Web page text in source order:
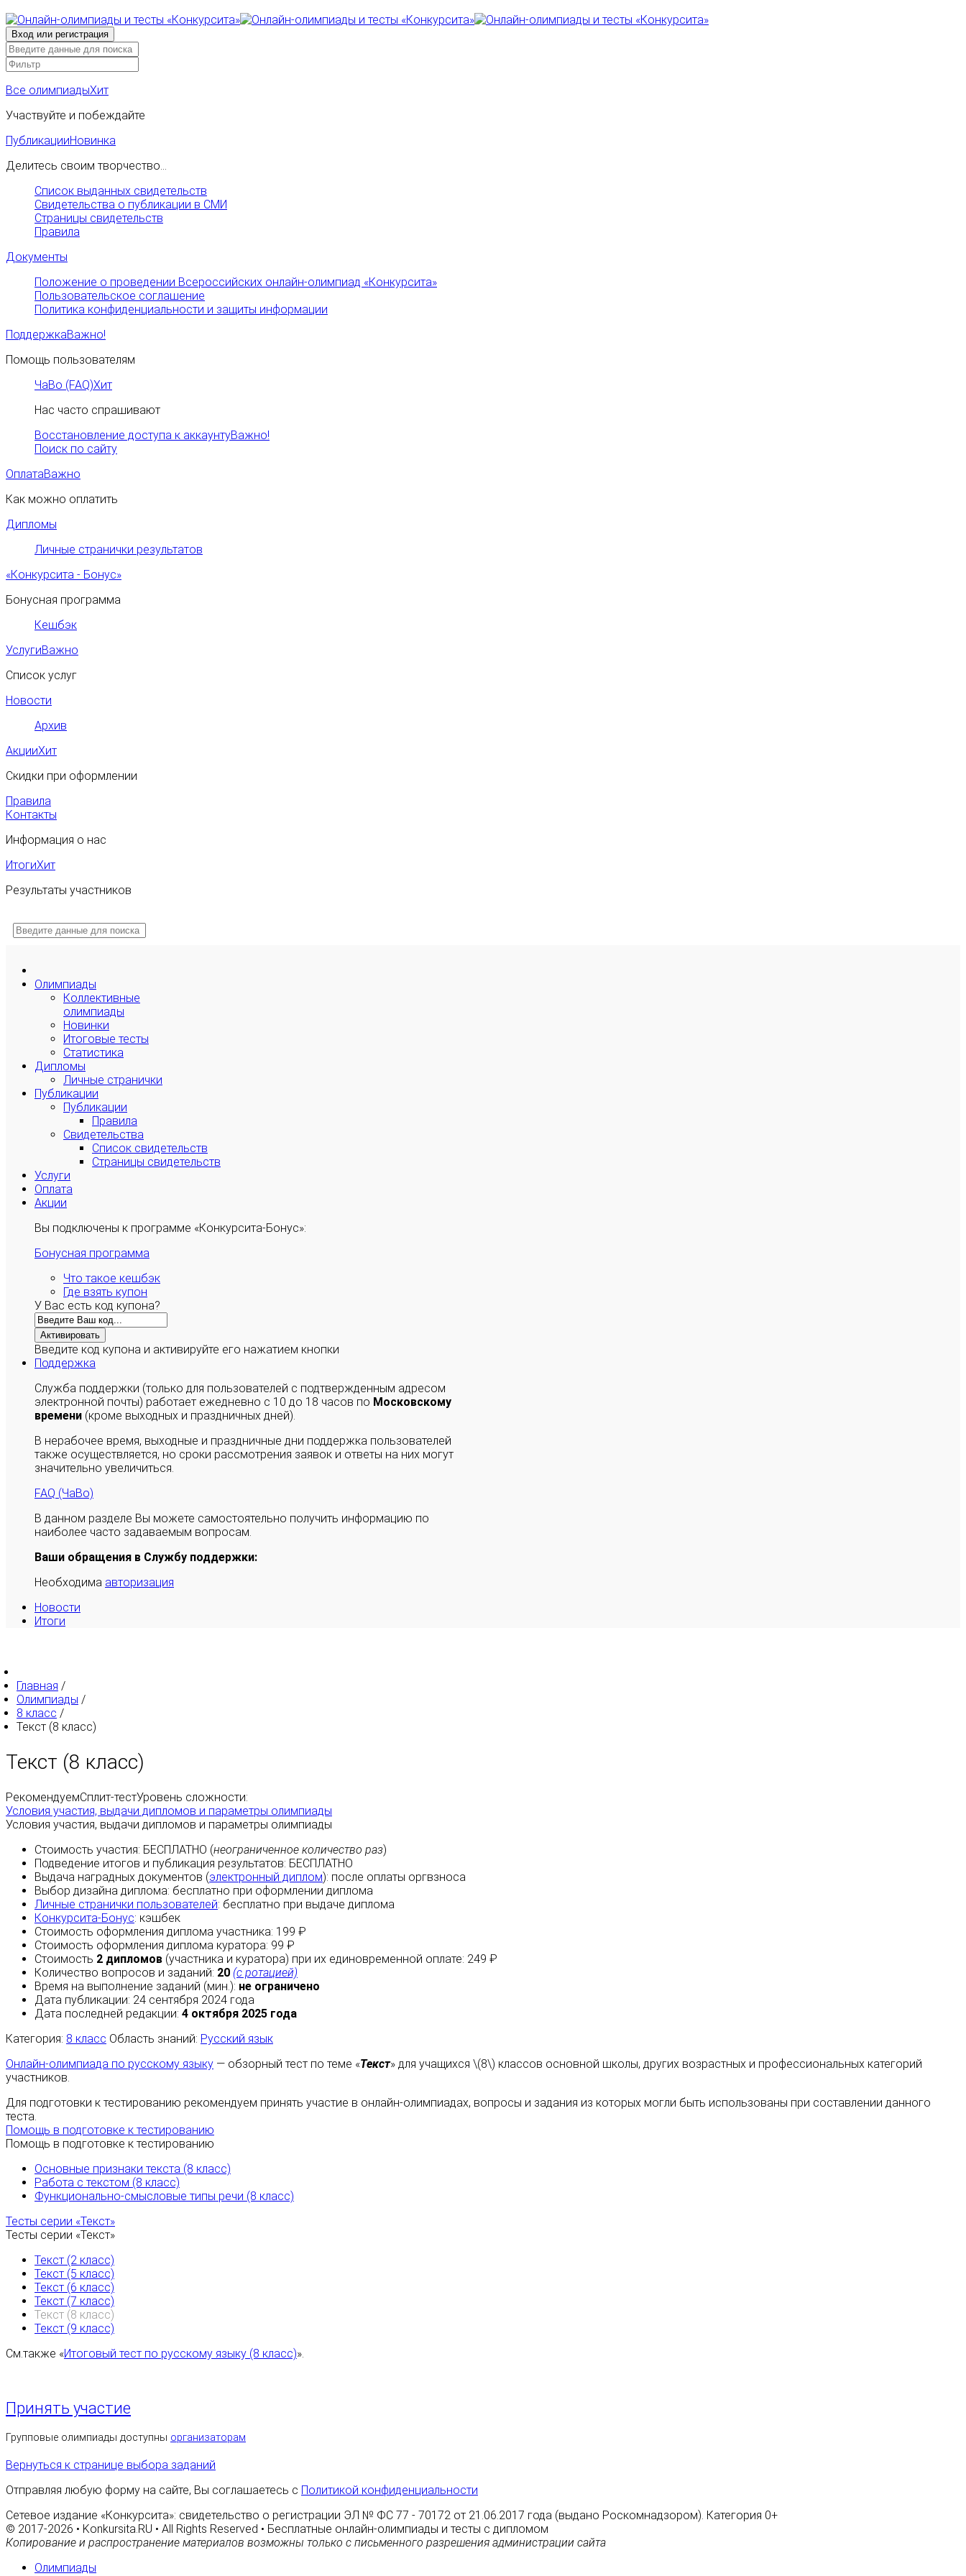
Все олимпиадыХит
Участвуйте и побеждайте
ПубликацииНовинка
Делитесь своим творчество...
Список выданных свидетельств
Свидетельства о публикации в СМИ
Страницы свидетельств
Правила
Документы
Положение о проведении Всероссийских онлайн-олимпиад «Конкурсита»
Пользовательское соглашение
Политика конфиденциальности и защиты информации
ПоддержкаВажно!
Помощь пользователям
ЧаВо (FAQ)Хит
Нас часто спрашивают
Восстановление доступа к аккаунтуВажно!
Поиск по сайту
ОплатаВажно
Как можно оплатить
Дипломы
Личные странички результатов
«Конкурсита - Бонус»
Бонусная программа
Кешбэк
УслугиВажно
Список услуг
Новости
Архив
АкцииХит
Скидки при оформлении
Правила
Контакты
Информация о нас
ИтогиХит
Результаты участников
Олимпиады
Коллективные
олимпиады
Новинки
Итоговые тесты
Статистика
Дипломы
Личные странички
Публикации
Публикации
Правила
Свидетельства
Список свидетельств
Страницы свидетельств
Услуги
Оплата
Акции
Вы подключены к программе «Конкурсита-Бонус»:
Бонусная программа
Что такое кешбэк
Где взять купон
У Вас есть код купона?
Активировать
Введите код купона и активируйте его нажатием кнопки
Поддержка
Служба поддержки (только для пользователей с подтвержденным адресом
электронной почты) работает ежедневно с 10 до 18 часов по Московскому
времени (кроме выходных и праздничных дней).
В нерабочее время, выходные и праздничные дни поддержка пользователей
также осуществляется, но сроки рассмотрения заявок и ответы на них могут
значительно увеличиться.
FAQ (ЧаВо)
В данном разделе Вы можете самостоятельно получить информацию по
наиболее часто задаваемым вопросам.
Ваши обращения в Службу поддержки:
Необходима авторизация
Новости
Итоги
Главная /
Олимпиады /
8 класс /
Текст (8 класс)
Текст (8 класс)
РекомендуемСплит-тестУровень сложности:
Условия участия, выдачи дипломов и параметры олимпиады
Условия участия, выдачи дипломов и параметры олимпиады
Стоимость участия: БЕСПЛАТНО (неограниченное количество раз)
Подведение итогов и публикация результатов: БЕСПЛАТНО
Выдача наградных документов (электронный диплом): после оплаты оргвзноса
Выбор дизайна диплома: бесплатно при оформлении диплома
Личные странички пользователей: бесплатно при выдаче диплома
Конкурсита-Бонус: кэшбек
Стоимость оформления диплома участника: 199 ₽
Стоимость оформления диплома куратора: 99 ₽
Стоимость 2 дипломов (участника и куратора) при их единовременной оплате: 249 ₽
Количество вопросов и заданий: 20 (с ротацией)
Время на выполнение заданий (мин.): не ограничено
Дата публикации: 24 сентября 2024 года
Дата последней редакции: 4 октября 2025 года
Категория: 8 класс Область знаний: Русский язык
Онлайн-олимпиада по русскому языку — обзорный тест по теме «Текст» для учащихся \(8\) классов основной школы, других возрастных и профессиональных категорий
участников.
Для подготовки к тестированию рекомендуем принять участие в онлайн-олимпиадах, вопросы и задания из которых могли быть использованы при составлении данного
теста.
Помощь в подготовке к тестированию
Помощь в подготовке к тестированию
Основные признаки текста (8 класс)
Работа с текстом (8 класс)
Функционально-смысловые типы речи (8 класс)
Тесты серии «Текст»
Тесты серии «Текст»
Текст (2 класс)
Текст (5 класс)
Текст (6 класс)
Текст (7 класс)
Текст (8 класс)
Текст (9 класс)
См.также «Итоговый тест по русскому языку (8 класс)».
Принять участие
Групповые олимпиады доступны организаторам
Вернуться к странице выбора заданий
Отправляя любую форму на сайте, Вы соглашаетесь с Политикой конфиденциальности
Сетевое издание «Конкурсита»: свидетельство о регистрации ЭЛ № ФС 77 - 70172 от 21.06.2017 года (выдано Роскомнадзором). Категория 0+
© 2017-2026 • Konkursita.RU • All Rights Reserved • Бесплатные онлайн-олимпиады и тесты с дипломом
Копирование и распространение материалов возможны только с письменного разрешения администрации сайта
Олимпиады